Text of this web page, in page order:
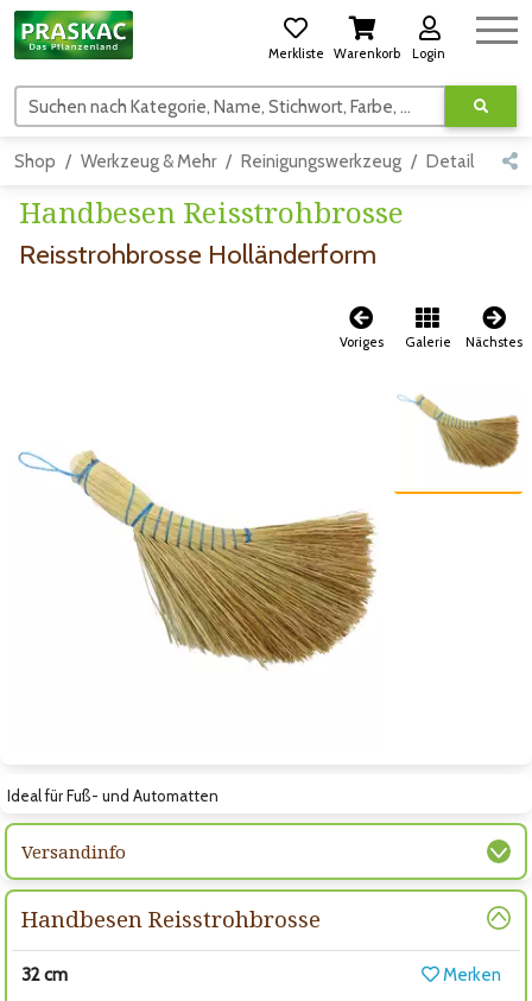
Merkliste Warenkorb Login
Suchen nach Kategorie, Name, Stichwort, Farbe, usw.
Shop Werkzeug & Mehr Reinigungswerkzeug Detail
Handbesen Reisstrohbrosse
Reisstrohbrosse Holländerform
Voriges Galerie Nächstes
Zum vorigen Bild
Zum nächsten Bild
Ideal für Fuß- und Automatten
Versandinfo
Handbesen Reisstrohbrosse
32 cm Merken